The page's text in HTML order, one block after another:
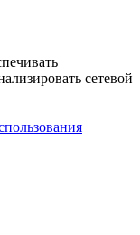
сетевой